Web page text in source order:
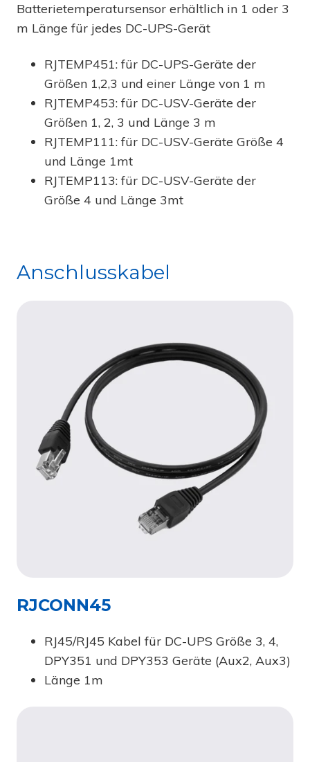
Batterietemperatursensor erhältlich in 1 oder 3
m Länge für jedes DC-UPS-Gerät
RJTEMP451: für DC-UPS-Geräte der
Größen 1,2,3 und einer Länge von 1 m
RJTEMP453: für DC-USV-Geräte der
Größen 1, 2, 3 und Länge 3 m
RJTEMP111: für DC-USV-Geräte Größe 4
und Länge 1mt
RJTEMP113: für DC-USV-Geräte der
Größe 4 und Länge 3mt
Anschlusskabel
RJCONN45
RJ45/RJ45 Kabel für DC-UPS Größe 3, 4,
DPY351 und DPY353 Geräte (Aux2, Aux3)
Länge 1m